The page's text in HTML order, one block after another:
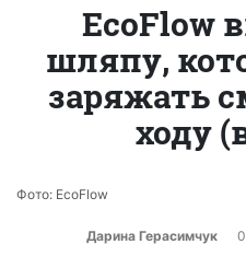
EcoFlow
шляпу,
заряжать
ходу
Фото: EcoFlow
Дарина Герасимчук